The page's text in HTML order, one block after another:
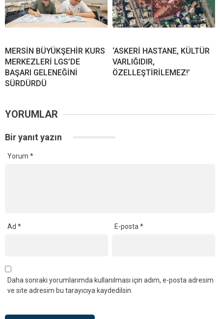
MERSİN BÜYÜKŞEHİR KURS
MERKEZLERİ LGS’DE
BAŞARI GELENEĞİNİ
SÜRDÜRDÜ
‘ASKERİ HASTANE, KÜLTÜR
VARLIĞIDIR,
ÖZELLEŞTİRİLEMEZ!’
YORUMLAR
Bir yanıt yazın
Yorum *
Ad * E-posta*
Daha sonraki yorumlarımda kullanılması için adım, e-posta adresim
ve site adresim bu tarayıcıya kaydedilsin.